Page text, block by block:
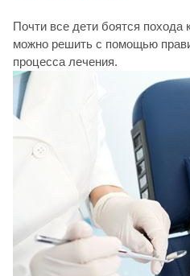
Почти все дети боятся похода
можно решить с помощью
процесса лечения.